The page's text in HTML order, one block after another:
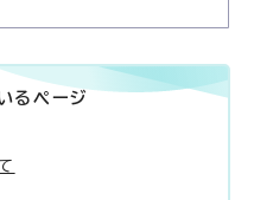
るページ